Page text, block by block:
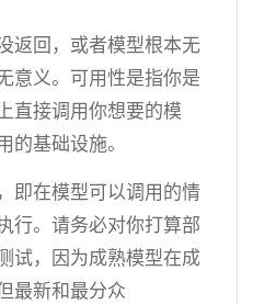
返回，或者模型根本无
意义。可用性是指你是
直接调用你想要的模
的基础设施。
即在模型可以调用的情
行。请务必对你打算部
试，因为成熟模型在成
最新和最分众